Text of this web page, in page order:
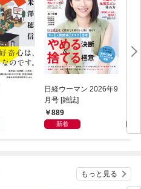
日経ウーマン 2026年9
月号 [雑誌]
889
新着
もっと見る